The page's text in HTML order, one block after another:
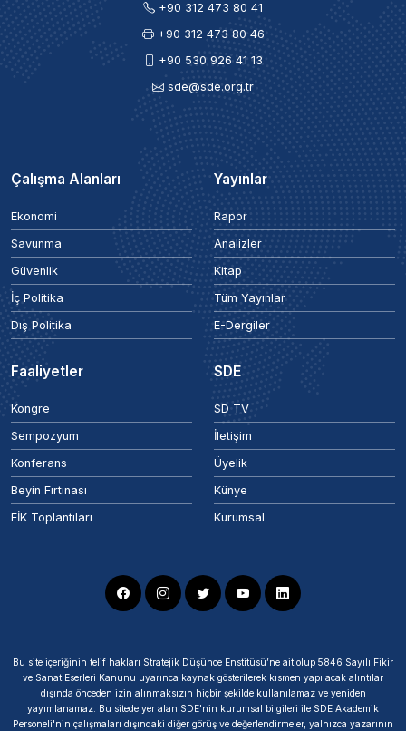
+90 312 473 80 41
+90 312 473 80 46
+90 530 926 41 13
sde@sde.org.tr
Çalışma Alanları
Ekonomi
Savunma
Güvenlik
İç Politika
Dış Politika
Yayınlar
Rapor
Analizler
Kitap
Tüm Yayınlar
E-Dergiler
Faaliyetler
Kongre
Sempozyum
Konferans
Beyin Fırtınası
EİK Toplantıları
SDE
SD TV
İletişim
Üyelik
Künye
Kurumsal
Bu site içeriğinin telif hakları Stratejik Düşünce Enstitüsü’ne ait olup 5846 Sayılı Fikir
ve Sanat Eserleri Kanunu uyarınca kaynak gösterilerek kısmen yapılacak alıntılar
dışında önceden izin alınmaksızın hiçbir şekilde kullanılamaz ve yeniden
yayımlanamaz. Bu sitede yer alan SDE'nin kurumsal bilgileri ile SDE Akademik
Personeli'nin çalışmaları dışındaki diğer görüş ve değerlendirmeler, yalnızca yazarının